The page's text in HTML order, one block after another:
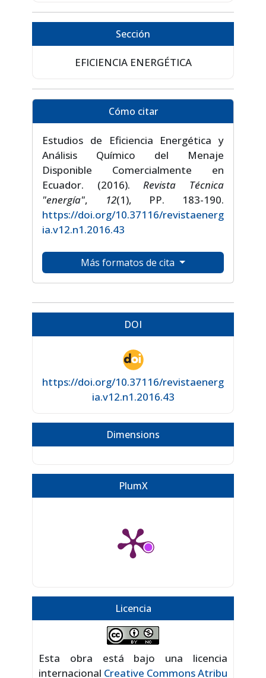
Sección
EFICIENCIA ENERGÉTICA
Cómo citar
Estudios de Eficiencia Energética y
Análisis Químico del Menaje
Disponible Comercialmente en
Ecuador. (2016).Revista Técnica
"energía", 12(1), PP. 183-190.
https://doi.org/10.37116/revistaenerg
ia.v12.n1.2016.43
Más formatos de cita
DOI
https://doi.org/10.37116/revistaenerg
ia.v12.n1.2016.43
Dimensions
PlumX
Licencia
Esta obra está bajo una licencia
internacional Creative Commons Atribu